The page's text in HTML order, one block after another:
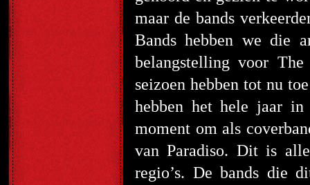
maar de bands
Bands hebben we die
belangstelling voor
seizoen hebben tot nu
hebben het hele jaar in
moment om als
van Paradiso. Dit is
regio’s. De bands die